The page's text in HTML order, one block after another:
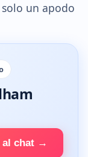
un apodo
al chat →